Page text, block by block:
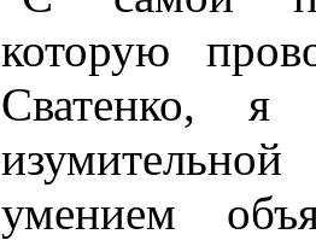
которую
Сватенко,
умением